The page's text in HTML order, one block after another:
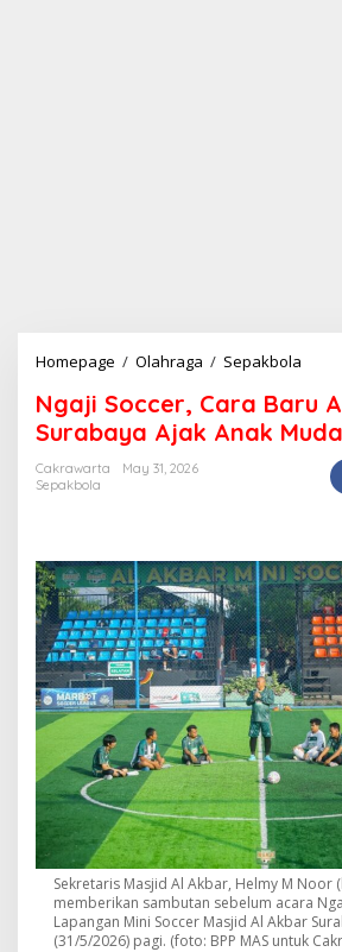
Homepage / Olahraga / Sepakbola
a
j
i
r
,
C
a
r
a
B
a
r
u
A
l
-
A
k
b
a
r
Ngaji Soccer, Cara Baru
Surabaya Ajak Anak
Cakrawarta
May 31, 2026
Sepakbola
Sekretaris Masjid Al Akbar, Helmy M Noor
memberikan sambutan sebelum acara
Lapangan Mini Soccer Masjid Al Akbar
(31/5/2026) pagi. (foto: BPP MAS untuk